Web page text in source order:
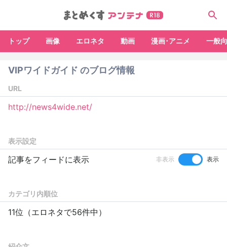
トップ 画像 エロネタ 動画 漫画･アニメ 一般
VIPワイドガイド のブログ情報
URL
http://news4wide.net/
表示設定
記事をフィードに表示 非表示 表示
カテゴリ内順位
11位（エロネタで56件中）